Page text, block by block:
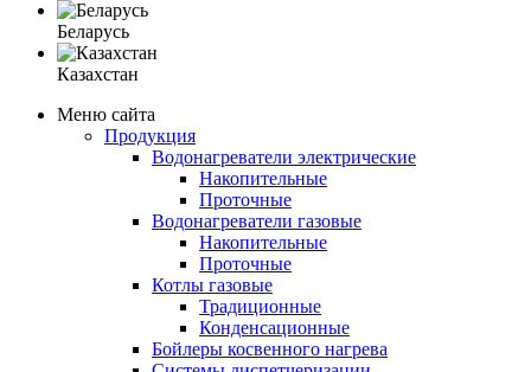
Беларусь
Казахстан
Меню сайта
Продукция
Водонагреватели электрические
Накопительные
Проточные
Водонагреватели газовые
Накопительные
Проточные
Котлы газовые
Традиционные
Конденсационные
Бойлеры косвенного нагрева